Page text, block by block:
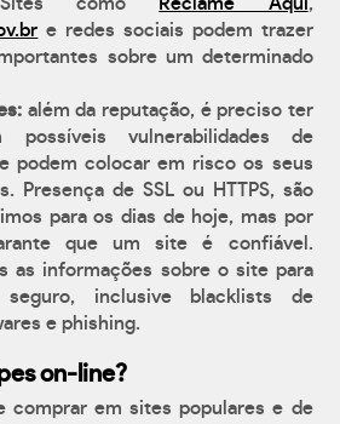
e redes sociais podem trazer
sobre um determinado
além da reputação, é preciso ter
possíveis vulnerabilidades de
podem colocar em risco os seus
Presença de SSL ou HTTPS, são
para os dias de hoje, mas por
que um site é confiável.
as informações sobre o site para
inclusive blacklists de
e phishing.
on-line?
comprar em sites populares e de